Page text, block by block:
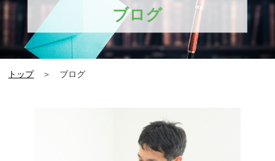
症状別施術メニュー
交通事故|むち打ち
肩こり
ブログ
トップ＞ ブログ